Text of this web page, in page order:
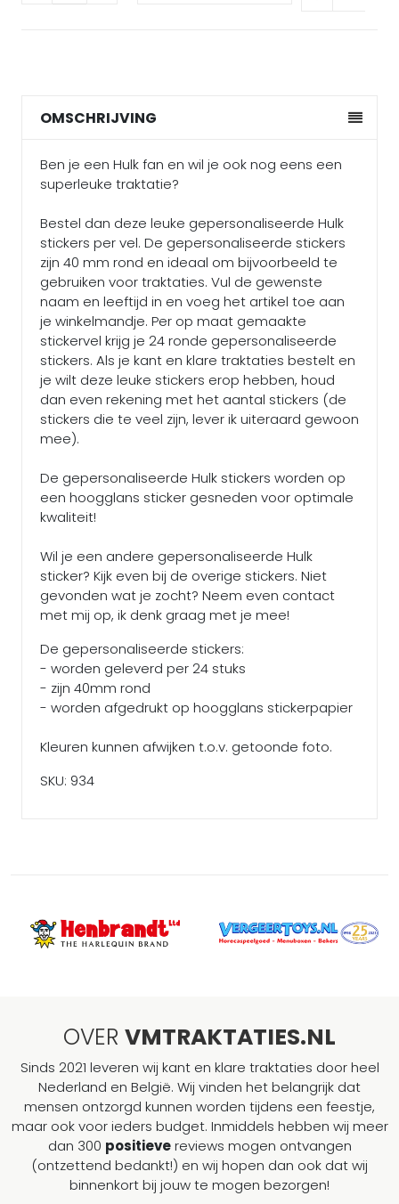
OMSCHRIJVING
Ben je een Hulk fan en wil je ook nog eens een
superleuke traktatie?
Bestel dan deze leuke gepersonaliseerde Hulk
stickers per vel. De gepersonaliseerde stickers
zijn 40 mm rond en ideaal om bijvoorbeeld te
gebruiken voor traktaties. Vul de gewenste
naam en leeftijd in en voeg het artikel toe aan
je winkelmandje. Per op maat gemaakte
stickervel krijg je 24 ronde gepersonaliseerde
stickers. Als je kant en klare traktaties bestelt en
je wilt deze leuke stickers erop hebben, houd
dan even rekening met het aantal stickers (de
stickers die te veel zijn, lever ik uiteraard gewoon
mee).
De gepersonaliseerde Hulk stickers worden op
een hoogglans sticker gesneden voor optimale
kwaliteit!
Wil je een andere gepersonaliseerde Hulk
sticker? Kijk even bij de overige stickers. Niet
gevonden wat je zocht? Neem even contact
met mij op, ik denk graag met je mee!
De gepersonaliseerde stickers:
- worden geleverd per 24 stuks
- zijn 40mm rond
- worden afgedrukt op hoogglans stickerpapier
Kleuren kunnen afwijken t.o.v. getoonde foto.
SKU: 934
OVER VMTRAKTATIES.NL
Sinds 2021 leveren wij kant en klare traktaties door heel
Nederland en België. Wij vinden het belangrijk dat
mensen ontzorgd kunnen worden tijdens een feestje,
maar ook voor ieders budget. Inmiddels hebben wij meer
dan 300 positievereviews mogen ontvangen
(ontzettend bedankt!) en wij hopen dan ook dat wij
binnenkort bij jouw te mogen bezorgen!